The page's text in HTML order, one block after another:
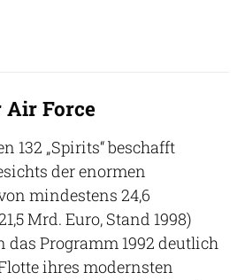
Force
132 „Spirits“ beschafft
der enormen
mindestens 24,6
Mrd. Euro, Stand 1998)
das Programm 1992 deutlich
ihres modernsten